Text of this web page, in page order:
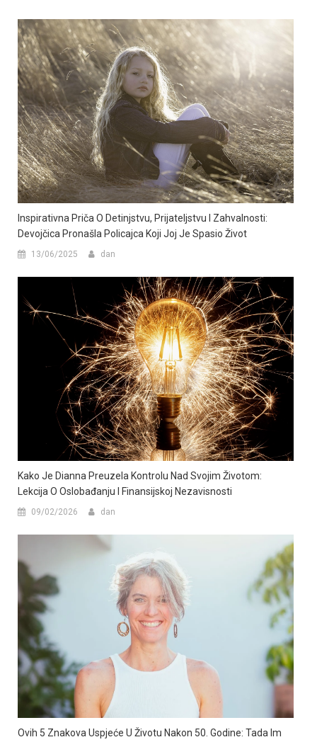
Inspirativna Priča O Detinjstvu, Prijateljstvu I Zahvalnosti:
Devojčica Pronašla Policajca Koji Joj Je Spasio Život
13/06/2025 dan
Kako Je Dianna Preuzela Kontrolu Nad Svojim Životom:
Lekcija O Oslobađanju I Finansijskoj Nezavisnosti
09/02/2026 dan
Ovih 5 Znakova Uspjeće U Životu Nakon 50. Godine: Tada Im